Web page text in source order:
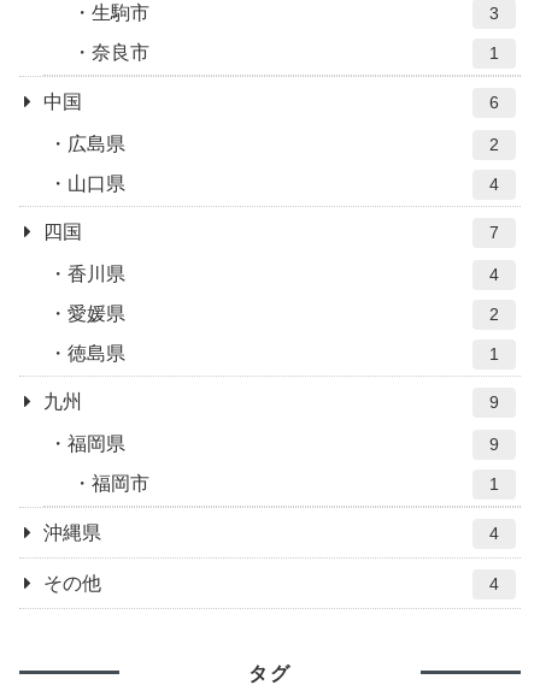
生駒市 3
奈良市 1
中国 6
広島県 2
山口県 4
四国 7
香川県 4
愛媛県 2
徳島県 1
九州 9
福岡県 9
福岡市 1
沖縄県 4
その他 4
タグ